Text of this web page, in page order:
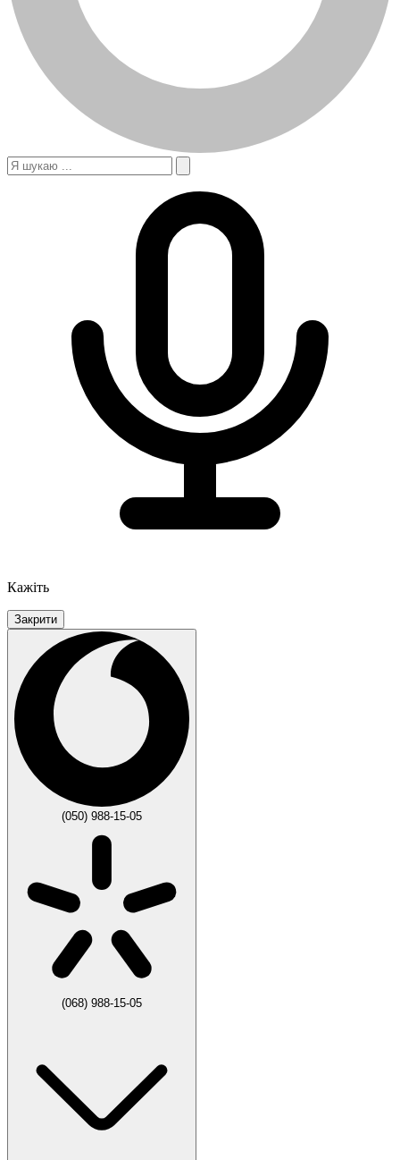
Кажіть
Закрити
(050) 988-15-05
(068) 988-15-05